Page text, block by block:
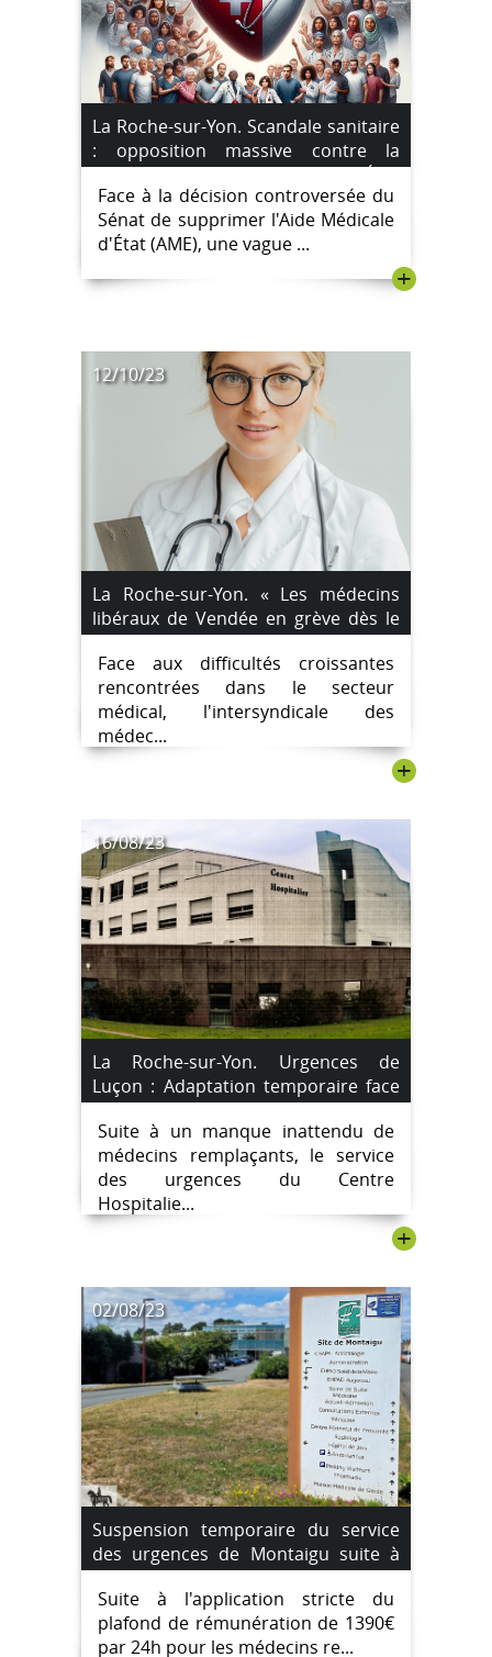
La Roche-sur-Yon. Scandale sanitaire
: opposition massive contre la
suppression de l’Aide Médicale d’État
Face à la décision controversée du
Sénat de supprimer l'Aide Médicale
d'État (AME), une vague ...
+
12/10/23
La Roche-sur-Yon. « Les médecins
libéraux de Vendée en grève dès le
vendredi 13 octobre »
Face aux difficultés croissantes
rencontrées dans le secteur
médical, l'intersyndicale des
médec...
+
16/08/23
La Roche-sur-Yon. Urgences de
Luçon : Adaptation temporaire face
au manque de médecins
remplaçants.
Suite à un manque inattendu de
médecins remplaçants, le service
des urgences du Centre
Hospitalie...
+
02/08/23
Suspension temporaire du service
des urgences de Montaigu suite à
une pénurie de médecins
remplaçants. du 4 août au 7 août
2023.
Suite à l'application stricte du
plafond de rémunération de 1390€
par 24h pour les médecins re...